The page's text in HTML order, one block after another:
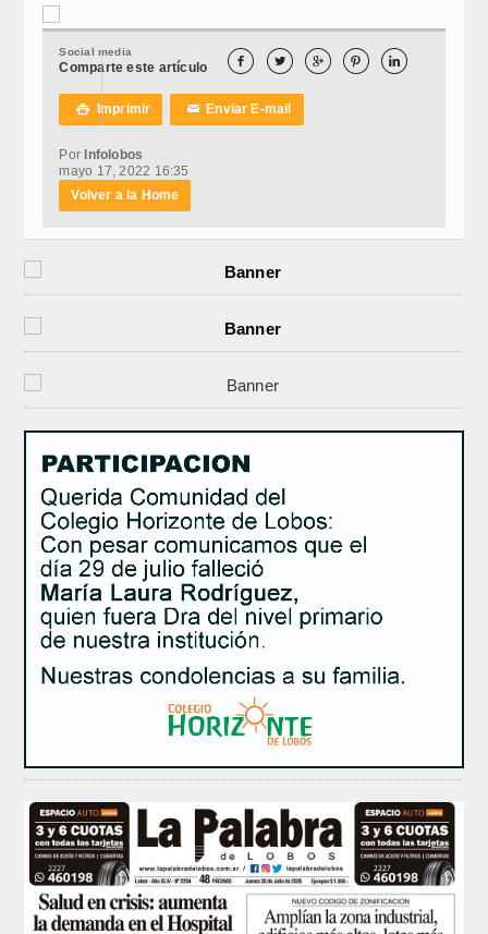
Social media
Comparte este artículo     
 Imprimir ✉Enviar E-mail
PorInfolobos
mayo 17, 2022 16:35
Volver a la Home